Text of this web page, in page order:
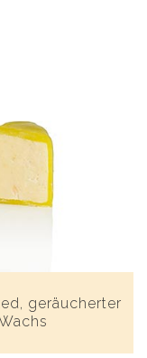
geräucherter